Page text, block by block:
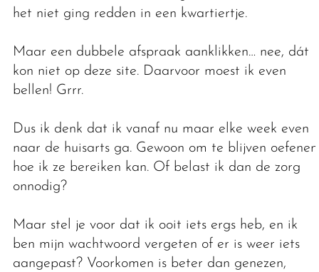
het niet ging redden in een kwartiertje.
Maar een dubbele afspraak aanklikken… nee, dát
kon niet op deze site. Daarvoor moest ik even
bellen! Grrr.
Dus ik denk dat ik vanaf nu maar elke week even
naar de huisarts ga. Gewoon om te blijven oefenen
hoe ik ze bereiken kan. Of belast ik dan de zorg
onnodig?
Maar stel je voor dat ik ooit iets ergs heb, en ik
ben mijn wachtwoord vergeten of er is weer iets
aangepast? Voorkomen is beter dan genezen,